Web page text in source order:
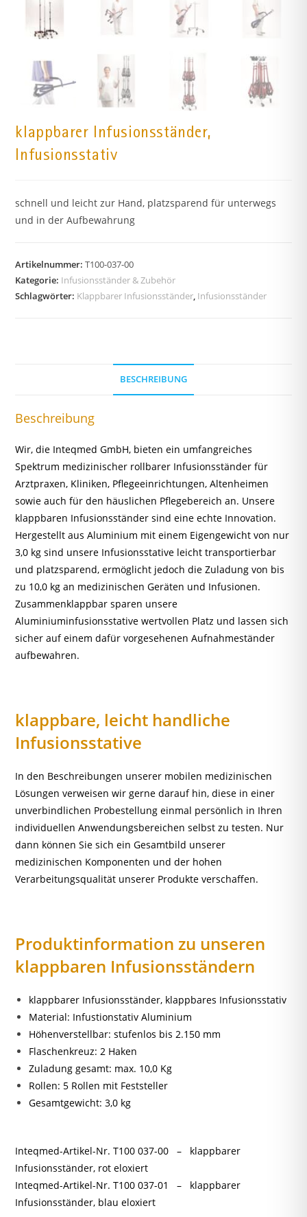
klappbarer Infusionsständer,
Infusionsstativ
schnell und leicht zur Hand, platzsparend für unterwegs
und in der Aufbewahrung
Artikelnummer:T100-037-00
Kategorie: Infusionsständer & Zubehör
Schlagwörter: Klappbarer Infusionsständer, Infusionsständer
BESCHREIBUNG
Beschreibung
Wir, die Inteqmed GmbH, bieten ein umfangreiches
Spektrum medizinischer rollbarer Infusionsständer für
Arztpraxen, Kliniken, Pflegeeinrichtungen, Altenheimen
sowie auch für den häuslichen Pflegebereich an. Unsere
klappbaren Infusionsständer sind eine echte Innovation.
Hergestellt aus Aluminium mit einem Eigengewicht von nur
3,0 kg sind unsere Infusionsstative leicht transportierbar
und platzsparend, ermöglicht jedoch die Zuladung von bis
zu 10,0 kg an medizinischen Geräten und Infusionen.
Zusammenklappbar sparen unsere
Aluminiuminfusionsstative wertvollen Platz und lassen sich
sicher auf einem dafür vorgesehenen Aufnahmeständer
aufbewahren.
klappbare, leicht handliche
Infusionsstative
In den Beschreibungen unserer mobilen medizinischen
Lösungen verweisen wir gerne darauf hin, diese in einer
unverbindlichen Probestellung einmal persönlich in Ihren
individuellen Anwendungsbereichen selbst zu testen. Nur
dann können Sie sich ein Gesamtbild unserer
medizinischen Komponenten und der hohen
Verarbeitungsqualität unserer Produkte verschaffen.
Produktinformation zu unseren
klappbaren Infusionsständern
klappbarer Infusionsständer, klappbares Infusionsstativ
Material: Infustionstativ Aluminium
Höhenverstellbar: stufenlos bis 2.150 mm
Flaschenkreuz: 2 Haken
Zuladung gesamt: max. 10,0 Kg
Rollen: 5 Rollen mit Feststeller
Gesamtgewicht: 3,0 kg
Inteqmed-Artikel-Nr. T100 037-00 – klappbarer
Infusionsständer, rot eloxiert
Inteqmed-Artikel-Nr. T100 037-01 – klappbarer
Infusionsständer, blau eloxiert